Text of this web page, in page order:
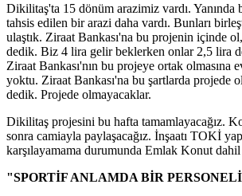
Dikilitaş'ta 15 dönüm arazimiz vardı. Yanında
tahsis edilen bir arazi daha vardı. Bunları
ulaştık. Ziraat Bankası'na bu projenin içinde
dedik. Biz 4 lira gelir beklerken onlar 2,5 lira
Ziraat Bankası'nın bu projeye ortak olmasına
yoktu. Ziraat Bankası'na bu şartlarda projede
dedik. Projede olmayacaklar.
Dikilitaş projesini bu hafta tamamlayacağız.
sonra camiayla paylaşacağız. İnşaatı TOKİ
karşılayamama durumunda Emlak Konut
"SPORTİF ANLAMDA BİR